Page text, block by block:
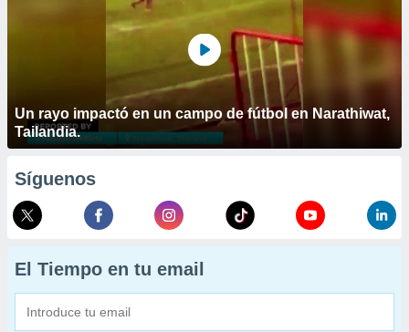
Un rayo impactó en un campo de fútbol en Narathiwat,
Tailandia.
Síguenos
El Tiempo en tu email